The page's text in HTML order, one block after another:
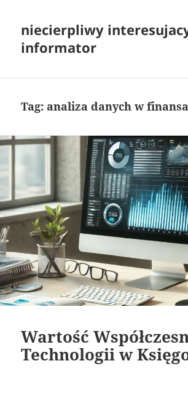
niecierpliwy
informator
Tag: analiza danych w
Wartość
Technologii w